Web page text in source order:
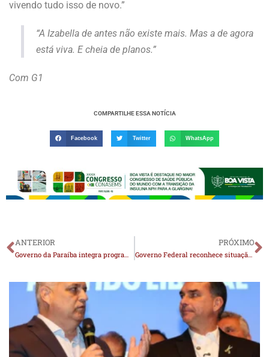
vivendo tudo isso de novo.”
“A Izabella de antes não existe mais. Mas a de agora
está viva. E cheia de planos.”
Com G1
COMPARTILHE ESSA NOTÍCIA
Facebook Twitter WhatsApp
ANTERIOR
Governo da Paraíba integra programação da 15ª Festa do Barra Bode, em Barra de São Miguel
PRÓXIMO
Governo Federal reconhece situação de emergência em Camalaú e mais duas cidades da Paraíba